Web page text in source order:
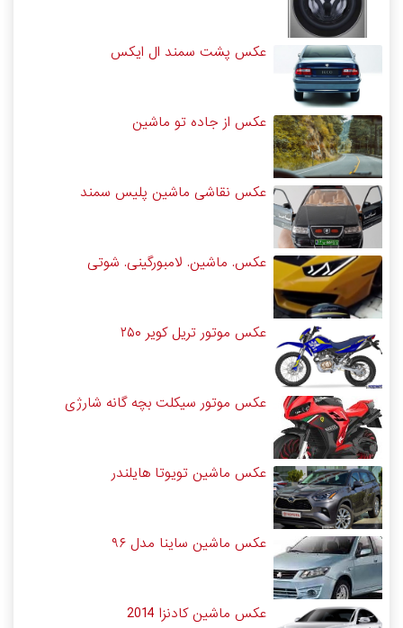
عکس پشت سمند ال ایکس
عکس از جاده تو ماشین
عکس نقاشی ماشین پلیس سمند
عکس. ماشین. لامبورگینی. شوتی
عکس موتور تریل کویر ۲۵۰
عکس موتور سیکلت بچه گانه شارژی
عکس ماشین تویوتا هایلندر
عکس ماشین ساینا مدل ۹۶
عکس ماشین کادنزا 2014